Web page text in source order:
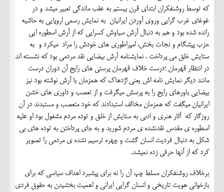
که توسط روشنفکران ابتدای قرن بیستم به عقب ماندگی تعبیر میشد و در
غوغای غرب گرایی وروی آوردن ایرانیان به نمایش رسمی اروپایی به حاشیه
رانده شده بود و هم به دنبال آرش سیاوش کسرایی که از آرش اسطوره ایی
حزب پیشگام و نجات بخش، امپراطوری های خودش را مراد میکرد و به
ستایش خلق می پرداخت . نمایشنامه آرش بیضایی نقد مردمی بود که نشسته اند
در انتظار قهرمان ؛درست خلاف قهرمان پرستی های رایج آن دوران درست
مانند دیگر نمایش نامه اش یعنی اژدهاک که همزمان با آرش نوشته بود نیز
بیضایی باورهای رایج را به پرسش میگرفت و از تعصب و داوری های خشن
ایرانیان میگفت که همزمان مخالف استبدادند که خود متعصب و مستبدند در آن
روزگار که آثار هنری و ادبی به ستایش از خلق و توده مردم مشغول بود او علیه
اسطوره ی مقدس نقدنشده ی مردم شورید و به جای پرداختن به توده های بی
شکل به دنبال فردیت انسان گشت و چهره ترسیم نشده ی مردمی را تصویر
کرد که از آنها حرفی زده نمیشد.
برخلاف روشنفکران مسلط چپ آن را نه برای پیشبرد اهداف سیاسی که برای
بازخوانی هویت تاریخی و انسان گرایی ایرانی و اهمیت بخشیدن به حقوق فردی